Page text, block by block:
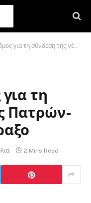
σύνδεση της νέας Πατρών-Πύργου με τον Άραξο
τη
Πατρών-
2 Mins Read